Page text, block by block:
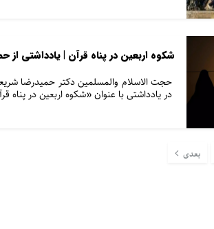
شکوه اربعین در پناه قرآن | یادداشتی از
حجت الاسلام والمسلمین دکتر حمیدرضا
در یادداشتی با عنوان «شکوه اربعین در پناه
بعدی